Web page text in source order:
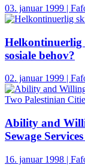
03. januar 1999 |
Helkontinuerlig
sosiale behov?
02. januar 1999 |
Ability and
Sewage
16. januar 1998 |